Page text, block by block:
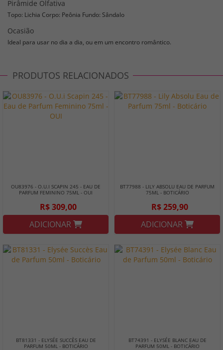
Pirâmide Olfativa
Topo: Lichia Corpo: Peônia Fundo: Sândalo
Ocasião
Ideal para usar no dia a dia, ou em um encontro romântico.
PRODUTOS RELACIONADOS
OU83976 - O.U.I SCAPIN 245 - EAU DE
PARFUM FEMININO 75ML - OUI
R$ 309,00
ADICIONAR
BT77988 - LILY ABSOLU EAU DE PARFUM
75ML - BOTICÁRIO
R$ 259,90
ADICIONAR
BT81331 - ELYSÉE SUCCÈS EAU DE
PARFUM 50ML - BOTICÁRIO
BT74391 - ELYSÉE BLANC EAU DE
PARFUM 50ML - BOTICÁRIO